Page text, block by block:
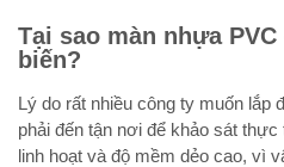
Tại sao màn nhựa
biến?
Lý do rất nhiều công ty muốn lắp
phải đến tận nơi để khảo sát
linh hoạt và độ mềm dẻo cao, vì